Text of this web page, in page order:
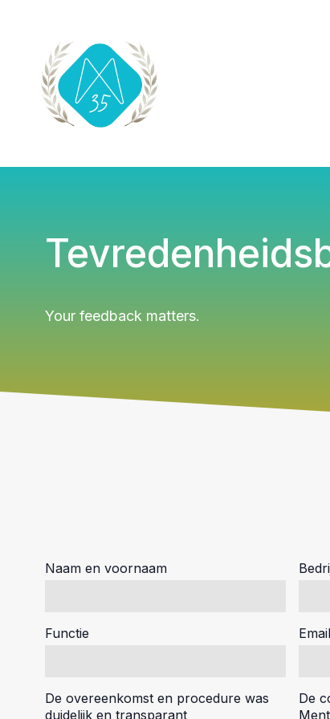
Your feedback matters.
Naam en voornaam
Functie Email
De overeenkomst en procedure was
duidelijk en transparant
De